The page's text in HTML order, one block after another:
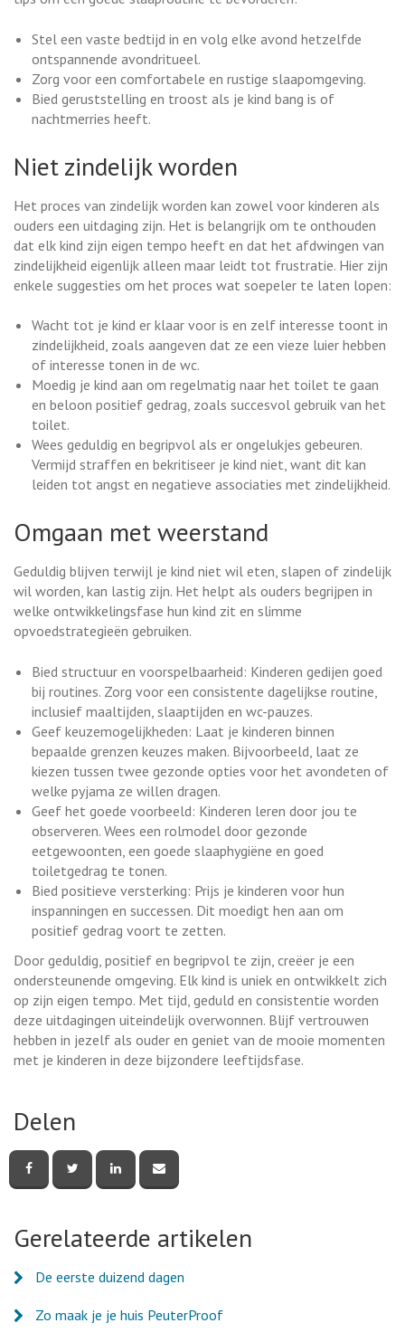
Stel een vaste bedtijd in en volg elke avond hetzelfde
ontspannende avondritueel.
Zorg voor een comfortabele en rustige slaapomgeving.
Bied geruststelling en troost als je kind bang is of
nachtmerries heeft.
Niet zindelijk worden
Het proces van zindelijk worden kan zowel voor kinderen als
ouders een uitdaging zijn. Het is belangrijk om te onthouden
dat elk kind zijn eigen tempo heeft en dat het afdwingen van
zindelijkheid eigenlijk alleen maar leidt tot frustratie. Hier zijn
enkele suggesties om het proces wat soepeler te laten lopen:
Wacht tot je kind er klaar voor is en zelf interesse toont in
zindelijkheid, zoals aangeven dat ze een vieze luier hebben
of interesse tonen in de wc.
Moedig je kind aan om regelmatig naar het toilet te gaan
en beloon positief gedrag, zoals succesvol gebruik van het
toilet.
Wees geduldig en begripvol als er ongelukjes gebeuren.
Vermijd straffen en bekritiseer je kind niet, want dit kan
leiden tot angst en negatieve associaties met zindelijkheid.
Omgaan met weerstand
Geduldig blijven terwijl je kind niet wil eten, slapen of zindelijk
wil worden, kan lastig zijn. Het helpt als ouders begrijpen in
welke ontwikkelingsfase hun kind zit en slimme
opvoedstrategieën gebruiken.
Bied structuur en voorspelbaarheid: Kinderen gedijen goed
bij routines. Zorg voor een consistente dagelijkse routine,
inclusief maaltijden, slaaptijden en wc-pauzes.
Geef keuzemogelijkheden: Laat je kinderen binnen
bepaalde grenzen keuzes maken. Bijvoorbeeld, laat ze
kiezen tussen twee gezonde opties voor het avondeten of
welke pyjama ze willen dragen.
Geef het goede voorbeeld: Kinderen leren door jou te
observeren. Wees een rolmodel door gezonde
eetgewoonten, een goede slaaphygiëne en goed
toiletgedrag te tonen.
Bied positieve versterking: Prijs je kinderen voor hun
inspanningen en successen. Dit moedigt hen aan om
positief gedrag voort te zetten.
Door geduldig, positief en begripvol te zijn, creëer je een
ondersteunende omgeving. Elk kind is uniek en ontwikkelt zich
op zijn eigen tempo. Met tijd, geduld en consistentie worden
deze uitdagingen uiteindelijk overwonnen. Blijf vertrouwen
hebben in jezelf als ouder en geniet van de mooie momenten
met je kinderen in deze bijzondere leeftijdsfase.
Delen
deze
pagina
deze
pagina
deze
pagina
deze
pagina
mail
Gerelateerde artikelen
De eerste duizend dagen
Zo maak je je huis PeuterProof